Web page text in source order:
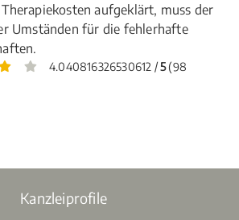
aufgeklärt, muss der
Umständen für die fehlerhafte
4.040816326530612 /5(98
Kanzleiprofile